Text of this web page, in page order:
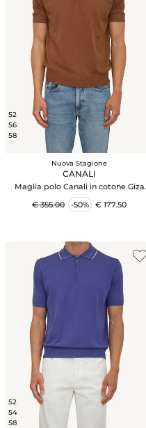
52
56
58
Nuova Stagione
CANALI
Maglia polo Canali in cotone Giza
marrone
€ 355.00
-50% € 177.50
52
54
58